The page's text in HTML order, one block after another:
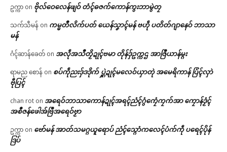
ဥက္ကာ on ဗိုလ်ဝေလေန်ဖျဝ် တံၚ်ဓဇက်ကောန်ကွးဘာမွဲတၠ
သက်သီမန် on ကမ္မတဳလိက်ပတ် ယေန်သၞာၚ်မန် ဗဟဵု ပတိတ်ဂျာနေဝ် ဘာသာ
မန်
ဂံၚ်ဆာန်ခေတ် on အလဵုအသဳတၟိဍုၚ်ဗမာ တိုန်ဒှ်ဥက္ကဌ အာဇြဳယာန်မ္ဂး
ရာမည စောန် on စပ်ကဵုညးဒှ်ဒဒိုက် ပ္ဋဲဍုၚ်မလေဝ်ယှာတုဲ အမေရိကာန် ပြံၚ်လှာဲ
ဗီုပြၚ်
chan rot on အရေဝ်ဘာသာကောန်ဍုၚ်အရၚ်ညံၚ်ဂွံကၠေံကၠက်အာ ကၠောန်ဒၟံၚ်
အစဳဇန်ဖေါအ်ဗြဳအရေဝ်ဗၟာ
ဥက္ကာ on ဗော်မန် အာတ်သမဂ္ဂယူရောပ် ညံၚ်သ္ဂောံကလေၚ်ပံက်ကဵု ပရေၚ်ပိုန်
ဒြပ်